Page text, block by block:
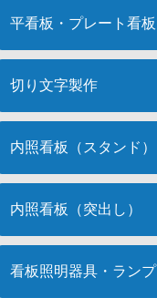
平看板・プレート看板
切り文字製作
内照看板（スタンド）
内照看板（突出し）
看板照明器具・ランプ